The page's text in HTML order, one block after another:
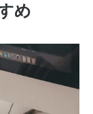
め